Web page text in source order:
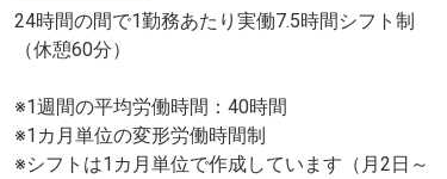
24時間の間で1勤務あたり実働7.5時間シフト制
（休憩60分）
※1週間の平均労働時間：40時間
※1カ月単位の変形労働時間制
※シフトは1カ月単位で作成しています（月2日～